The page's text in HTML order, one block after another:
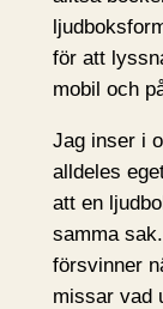
för att
mobil och
Jag inser i
alldeles
att en
samma
försvinner
missar vad